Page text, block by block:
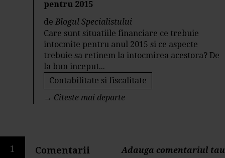
pentru 2015
deBlogul Specialistului
Care sunt situatiile financiare ce trebuie
intocmite pentru anul 2015 si ce aspecte
trebuie sa retinem la intocmirea acestora? De
la bun inceput...
Contabilitate si fiscalitate
→ Citeste mai departe
1 Comentarii Adauga comentariul tau